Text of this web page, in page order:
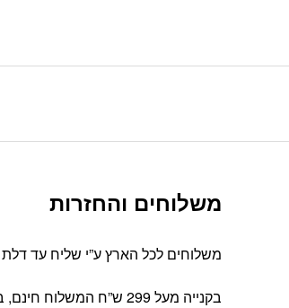
משלוחים והחזרות
משלוחים לכל הארץ ע”י שליח עד
בקנייה מעל 299 ש”ח המשלוח חינם, בקנייה מתחת לסכום זה עלות המשלוח הינה 39 ש”ח